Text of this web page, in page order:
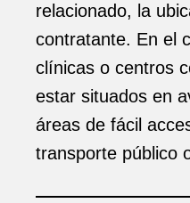
relacionado, la
contratante. En el
clínicas o centros
estar situados en
áreas de fácil
transporte público